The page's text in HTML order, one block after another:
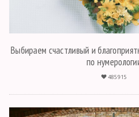
Выбираем счастливый и
по
485915